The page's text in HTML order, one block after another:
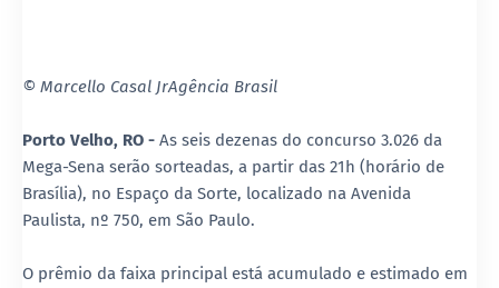
© Marcello Casal JrAgência Brasil
Porto Velho, RO - As seis dezenas do concurso 3.026 da
Mega-Sena serão sorteadas, a partir das 21h (horário de
Brasília), no Espaço da Sorte, localizado na Avenida
Paulista, nº 750, em São Paulo.
O prêmio da faixa principal está acumulado e estimado em